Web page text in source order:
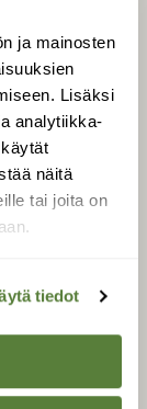
ja mainosten
Lisäksi
analytiikka-
näitä
tai joita on
tiedot
juttua
-lehden
.